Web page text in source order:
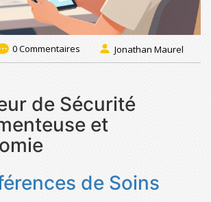
0 Commentaires Jonathan Maurel
de Sécurité
et
de Soins